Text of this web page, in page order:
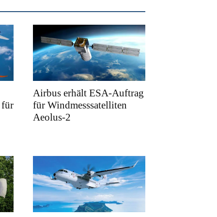
für
Airbus erhält ESA-Auftrag
für Windmesssatelliten
Aeolus-2